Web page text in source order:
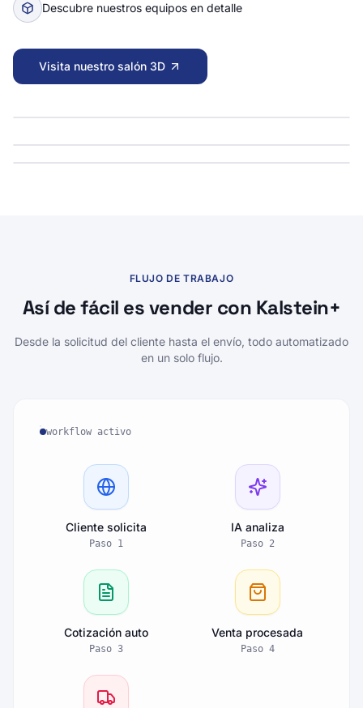
Descubre nuestros equipos en detalle
Visita nuestro salón 3D
3D · SHAPESPARK
Showroom Laboratorio Abrir escena
FLUJO DE TRABAJO
Así de fácil es vender con Kalstein+
Desde la solicitud del cliente hasta el envío, todo automatizado
en un solo flujo.
workflow activo
Cliente solicita
Paso 1
IA analiza
Paso 2
Cotización auto
Paso 3
Venta procesada
Paso 4